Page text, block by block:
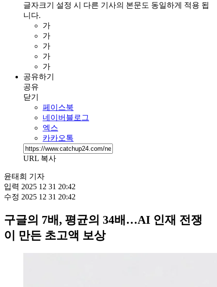
글자크기 설정 시 다른 기사의 본문도 동일하게 적용 됩
니다.
가
가
가
가
가
공유하기
공유
닫기
페이스북
네이버블로그
엑스
카카오톡
URL 복사
윤태희 기자
입력 2025 12 31 20:42
수정 2025 12 31 20:42
구글의 7배, 평균의 34배…AI 인재 전쟁
이 만든 초고액 보상